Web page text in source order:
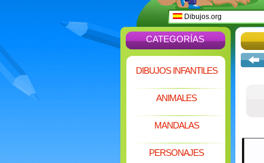
Dibujos.org
CATEGORÍAS
DIBUJOS INFANTILES
ANIMALES
MANDALAS
PERSONAJES